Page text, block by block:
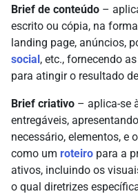
Brief de conteúdo –
escrito ou cópia, na
landing page, anúncios,
social, etc., fornecendo
para atingir o resultado
Brief criativo – aplica-se
entregáveis,
necessário, elementos, e
como um roteiro para a
ativos, incluindo os
o qual diretrizes